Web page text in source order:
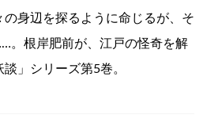
の身辺を探るように命じるが、そ
。根岸肥前が、江戸の怪奇を解
」シリーズ第5巻。